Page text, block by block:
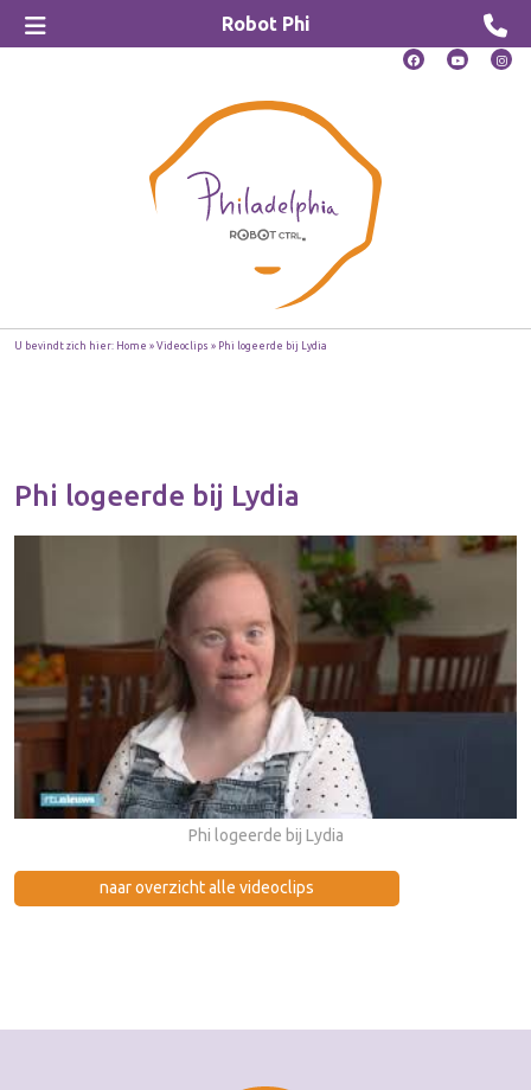
Robot Phi
U bevindt zich hier: Home » Videoclips » Phi logeerde bij Lydia
Phi logeerde bij Lydia
Phi logeerde bij Lydia
naar overzicht alle videoclips